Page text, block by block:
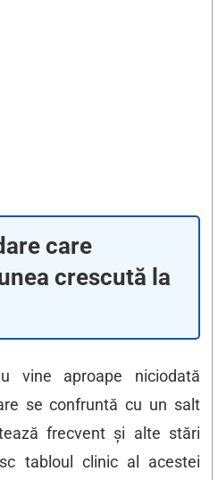
care
crescută la
vine aproape niciodată
se confruntă cu un salt
frecvent și alte stări
tabloul clinic al acestei